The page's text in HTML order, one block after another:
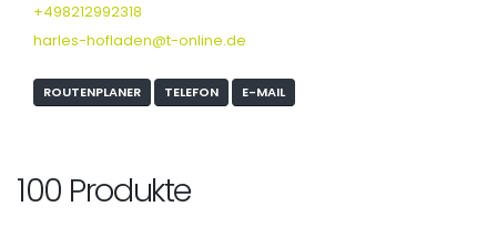
+498212992318
harles-hofladen@t-online.de
ROUTENPLANER TELEFON E-MAIL
100 Produkte